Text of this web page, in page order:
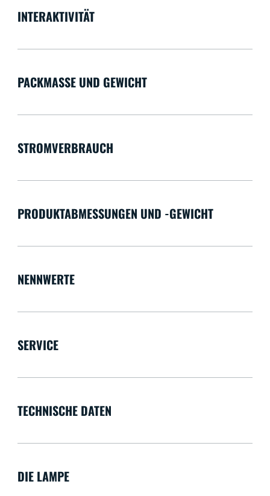
INTERAKTIVITÄT
PACKMASSE UND GEWICHT
STROMVERBRAUCH
PRODUKTABMESSUNGEN UND -GEWICHT
NENNWERTE
SERVICE
TECHNISCHE DATEN
DIE LAMPE